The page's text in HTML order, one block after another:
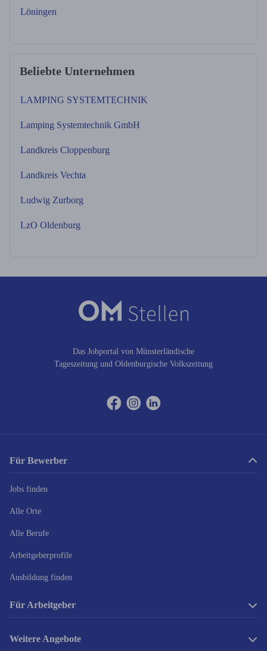
Löningen
Beliebte Unternehmen
LAMPING SYSTEMTECHNIK
Lamping Systemtechnik GmbH
Landkreis Cloppenburg
Landkreis Vechta
Ludwig Zurborg
LzO Oldenburg
Das Jobportal von Münsterländische
Tageszeitung und Oldenburgische Volkszeitung
Für Bewerber
Jobs finden
Alle Orte
Alle Berufe
Arbeitgeberprofile
Ausbildung finden
Für Arbeitgeber
Anzeige schalten
Weitere Angebote